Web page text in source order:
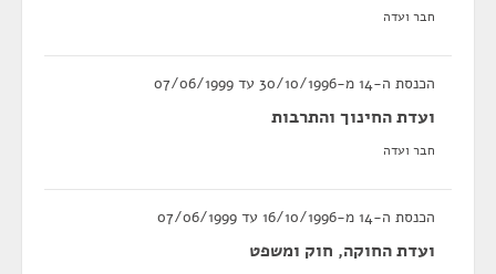
חבר ועדה
הכנסת ה-14 מ-30/10/1996 עד 07/06/1999
ועדת החינוך והתרבות
חבר ועדה
הכנסת ה-14 מ-16/10/1996 עד 07/06/1999
ועדת החוקה, חוק ומשפט